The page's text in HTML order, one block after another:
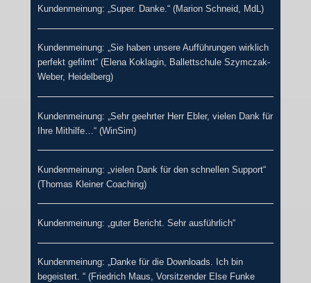
Kundenmeinung: „Super. Danke.“ (Marion Schneid, MdL)
Kundenmeinung: „Sie haben unsere Aufführungen wirklich
perfekt gefilmt“ (Elena Koklagin, Ballettschule Szymczak-
Weber, Heidelberg)
Kundenmeinung: „Sehr geehrter Herr Ebler, vielen Dank für
Ihre Mithilfe…“ (WinSim)
Kundenmeinung: „vielen Dank für den schnellen Support“
(Thomas Kleiner Coaching)
Kundenmeinung: „guter Bericht. Sehr ausführlich“
Kundenmeinung: „Danke für die Downloads. Ich bin
begeistert. “ (Friedrich Maus, Vorsitzender Else Funke